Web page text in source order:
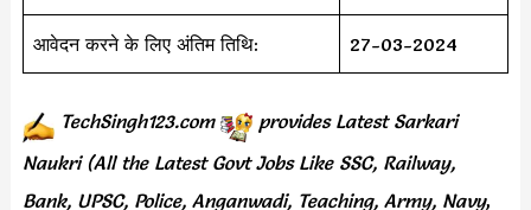
आवेदन करने के लिए अंतिम तिथि: 27-03-2024
TechSingh123.com provides Latest Sarkari
Naukri (All the Latest Govt Jobs Like SSC, Railway,
Bank, UPSC, Police, Anganwadi, Teaching, Army, Navy,